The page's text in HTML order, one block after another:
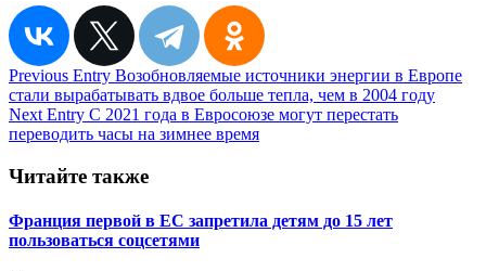
Навигация
по
записям
Previous Entry Возобновляемые источники энергии в Европе
стали вырабатывать вдвое больше тепла, чем в 2004 году
Next Entry С 2021 года в Евросоюзе могут перестать
переводить часы на зимнее время
Читайте также
Франция первой в ЕС запретила детям до 15 лет
пользоваться соцсетями